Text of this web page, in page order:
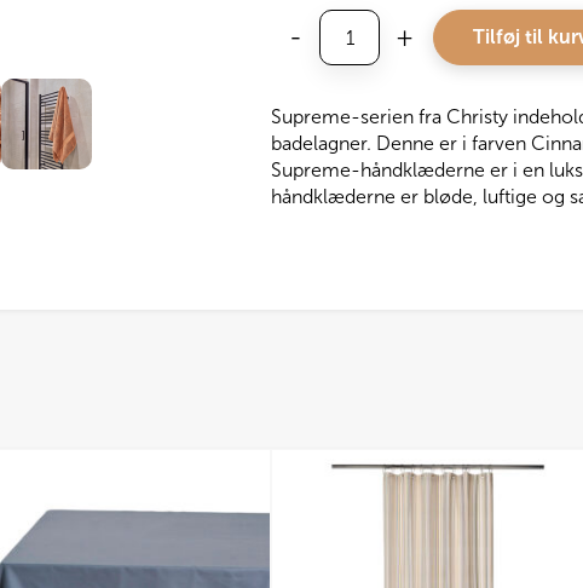
Supreme-serien fra Christy
badelagner. Denne er i farven
Supreme-håndklæderne er i en
håndklæderne er bløde, luftige og
-
Christy
Håndklæde
antal
+ Tilføj til